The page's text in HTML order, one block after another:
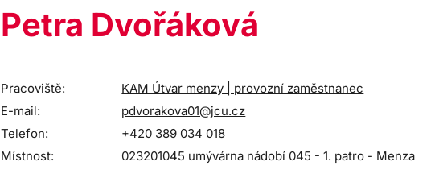
Petra Dvořáková
Pracoviště:
KAM Útvar menzy | provozní zaměstnanec
E-mail:
pdvorakova01@jcu.cz
Telefon:
+420 389 034 018
Místnost:
023201045 umývárna nádobí 045 - 1. patro - Menza